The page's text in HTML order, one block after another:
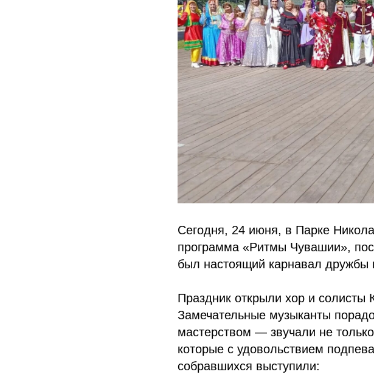
Сегодня, 24 июня, в Парке
программа «Ритмы Чувашии»,
был настоящий карнавал дружбы
Праздник открыли хор и солисты
Замечательные музыканты
мастерством — звучали не
которые с удовольствием
собравшихся выступили: